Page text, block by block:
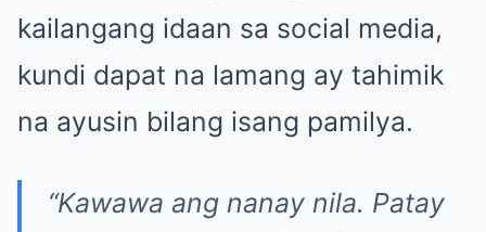
kailangang idaan sa social media,
kundi dapat na lamang ay tahimik
na ayusin bilang isang pamilya.
“Kawawa ang nanay nila. Patay